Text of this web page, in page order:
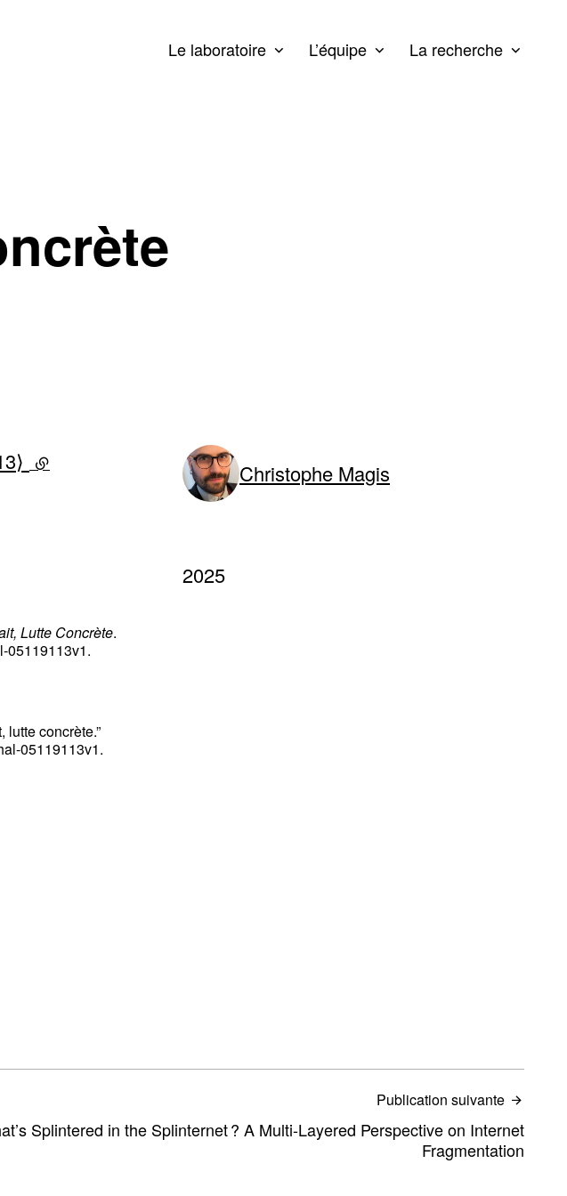
Le laboratoire L’équipe La recherche
Christophe Magis
2025
(lien externe)
Lutte Concrète.
05119113v1.
lutte concrète.”
05119113v1.
Publication suivante
Splintered in the Splinternet ? A Multi-Layered Perspective on Internet
Fragmentation